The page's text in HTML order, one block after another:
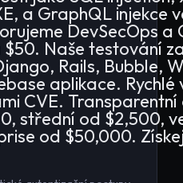
a GraphQL injekce
DevSecOps a
$50. Naše testování
Rails, Bubble,
aplikace. Rychlé
CVE.
střední od $2,500,
od $50,000.